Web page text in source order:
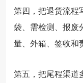
第四，把退货流程
袋、需检测、报废
量、外箱、签收和
第五，把尾程渠道